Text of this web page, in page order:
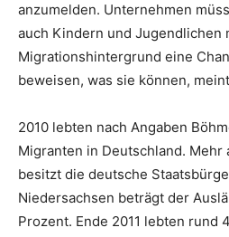
anzumelden. Unternehmen
auch Kindern und Jugendlichen
Migrationshintergrund eine
beweisen, was sie können,
2010 lebten nach Angaben
Migranten in Deutschland. Mehr
besitzt die deutsche
Niedersachsen beträgt der
Prozent. Ende 2011 lebten rund